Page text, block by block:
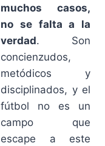
muchos casos,
no se falta a la
verdad. Son
concienzudos,
metódicos y
disciplinados, y el
fútbol no es un
campo que
escape a este